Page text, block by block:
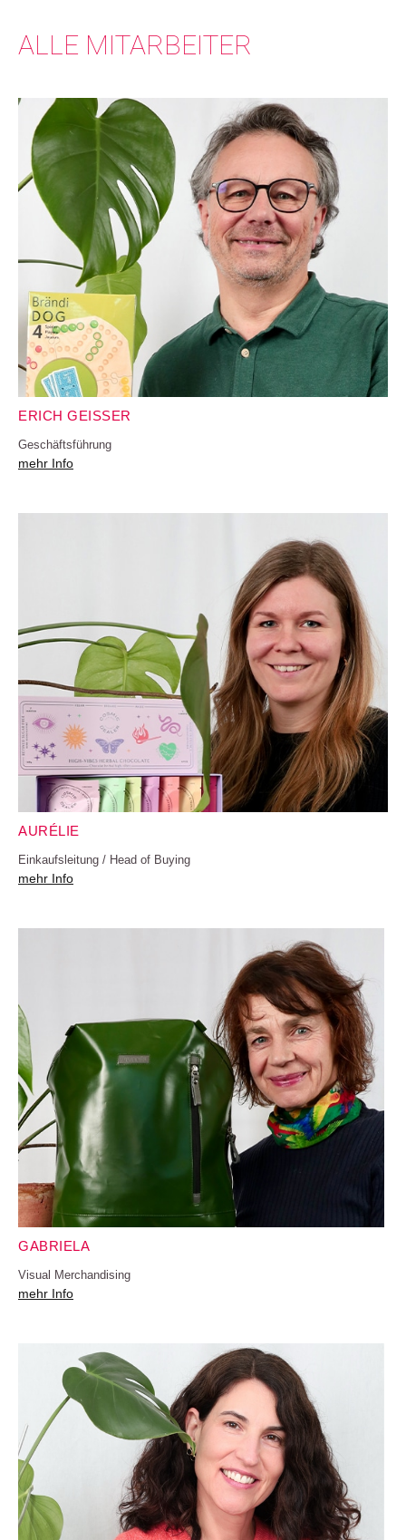
ALLE MITARBEITER
ERICH GEISSER
Geschäftsführung
mehr Info
AURÉLIE
Einkaufsleitung / Head of Buying
mehr Info
GABRIELA
Visual Merchandising
mehr Info